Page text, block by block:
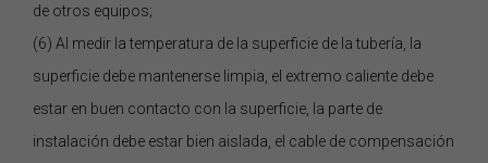
de otros equipos;
(6) Al medir la temperatura de la superficie de la tubería, la
superficie debe mantenerse limpia, el extremo caliente debe
estar en buen contacto con la superficie, la parte de
instalación debe estar bien aislada, el cable de compensación